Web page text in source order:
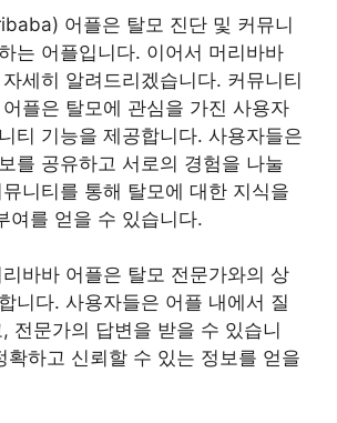
어플은 탈모 진단 및 커뮤니
는 어플입니다. 이어서 머리바바
세히 알려드리겠습니다. 커뮤니티
플은 탈모에 관심을 가진 사용자
티 기능을 제공합니다. 사용자들은
를 공유하고 서로의 경험을 나눌
니티를 통해 탈모에 대한 지식을
여를 얻을 수 있습니다.
바바 어플은 탈모 전문가와의 상
니다. 사용자들은 어플 내에서 질
전문가의 답변을 받을 수 있습니
확하고 신뢰할 수 있는 정보를 얻을